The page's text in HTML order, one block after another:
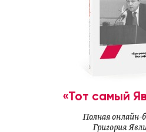
«Тот самый
Полная онлайн-
Григория